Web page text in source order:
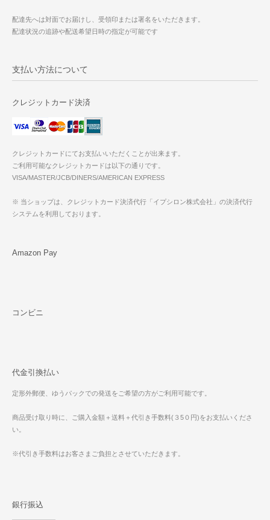
配達先へは対面でお届けし、受領印または署名をいただきます。
配達状況の追跡や配送希望日時の指定が可能です
支払い方法について
クレジットカード決済
クレジットカードにてお支払いいただくことが出来ます。
ご利用可能なクレジットカードは以下の通りです。
VISA/MASTER/JCB/DINERS/AMERICAN EXPRESS
※ 当ショップは、クレジットカード決済代行「イプシロン株式会社」の決済代行
システムを利用しております。
Amazon Pay
コンビニ
代金引換払い
定形外郵便、ゆうパックでの発送をご希望の方がご利用可能です。
商品受け取り時に、ご購入金額＋送料＋代引き手数料(３5０円)をお支払いくださ
い。
※代引き手数料はお客さまご負担とさせていただきます。
銀行振込